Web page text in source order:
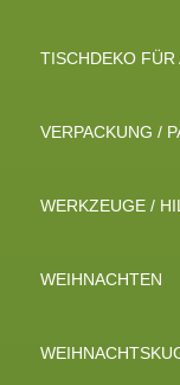
TISCHDEKO FÜR
VERPACKUNG /
WERKZEUGE /
WEIHNACHTEN